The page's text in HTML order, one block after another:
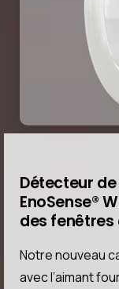
Détecteur
EnoSense®
des
Notre nouveau
avec l’aimant